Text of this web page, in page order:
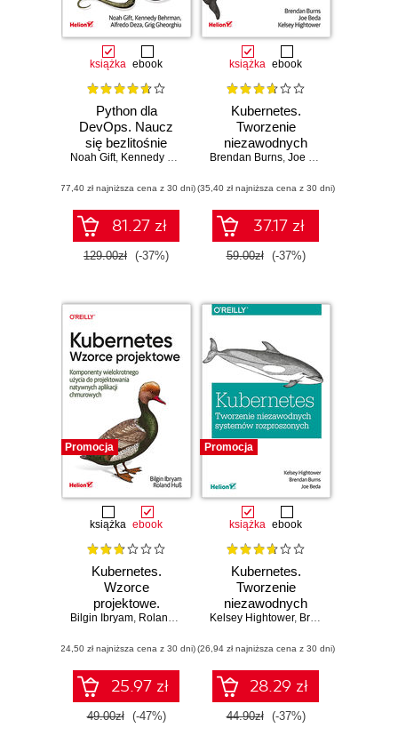
książka ebook
Python dla
DevOps. Naucz
się bezlitośnie
skutecznej
Noah Gift, Kennedy Behrman ,Alfredo Deza,Grig Gheorghiu
(77,40 zł najniższa cena z 30 dni)
81.27 zł
129.00zł (-37%)
książka ebook
Kubernetes.
Tworzenie
niezawodnych
systemów
Wydanie II
Brendan Burns, Joe Beda
(35,40 zł najniższa cena z 30 dni)
37.17 zł
59.00zł (-37%)
Promocja
książka ebook
Kubernetes.
Wzorce
projektowe.
Komponenty
użycia do
projektowania
natywnych
aplikacji
chmurowych
Bilgin Ibryam, Roland Huß
(24,50 zł najniższa cena z 30 dni)
25.97 zł
49.00zł (-47%)
Promocja
książka ebook
Kubernetes.
Tworzenie
niezawodnych
systemów
Kelsey Hightower, Brendan Burns
(26,94 zł najniższa cena z 30 dni)
28.29 zł
44.90zł (-37%)